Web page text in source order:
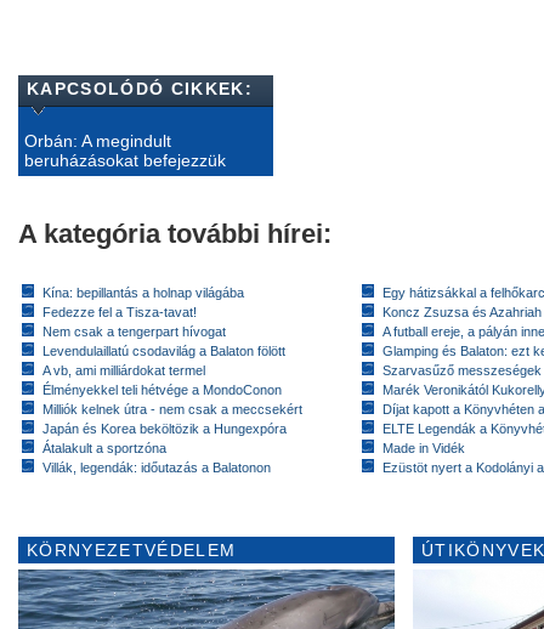
KAPCSOLÓDÓ CIKKEK:
Orbán: A megindult
beruházásokat befejezzük
A kategória további hírei:
Kína: bepillantás a holnap világába
Fedezze fel a Tisza-tavat!
Nem csak a tengerpart hívogat
Levendulaillatú csodavilág a Balaton fölött
A vb, ami milliárdokat termel
Élményekkel teli hétvége a MondoConon
Milliók kelnek útra - nem csak a meccsekért
Japán és Korea beköltözik a Hungexpóra
Átalakult a sportzóna
Villák, legendák: időutazás a Balatonon
Egy hátizsákkal a
Koncz Zsuzsa és
A futball ereje, a pályán
Glamping és Balaton: ezt
Szarvasűző messzeségek
Marék Veronikától
Díjat kapott a Könyvhéten
ELTE Legendák a
Made in Vidék
Ezüstöt nyert a Kodolányi
KÖRNYEZETVÉDELEM